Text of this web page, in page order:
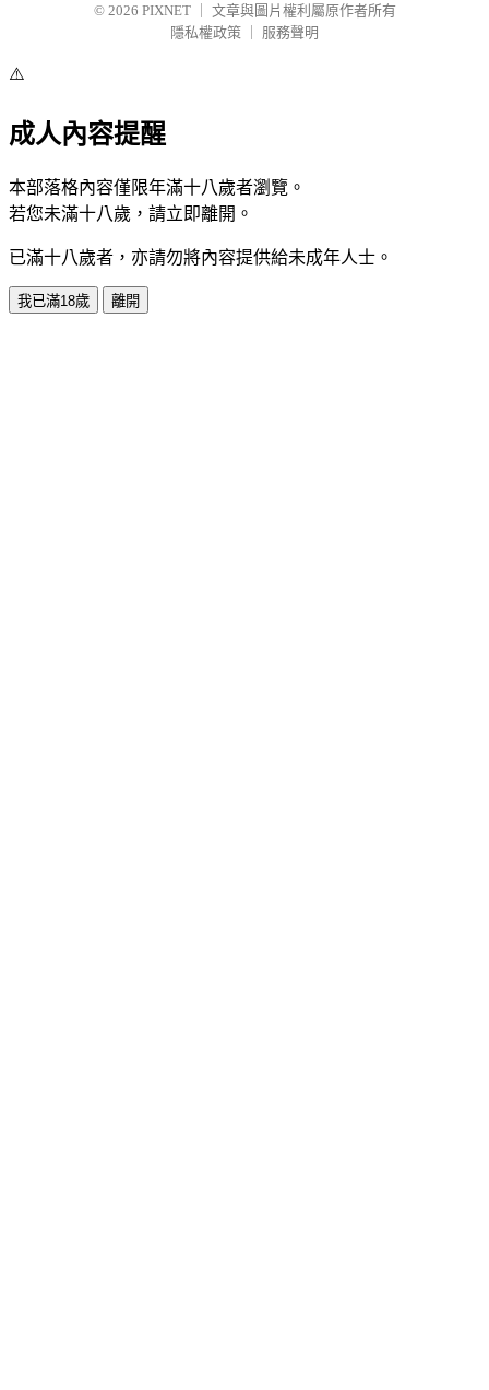
© 2026 PIXNET
文章與圖片權利屬原作者所有
隱私權政策
服務聲明
⚠️
成人內容提醒
本部落格內容僅限年滿十八歲者瀏覽。
若您未滿十八歲，請立即離開。
已滿十八歲者，亦請勿將內容提供給未成年人士。
我已滿18歲 離開